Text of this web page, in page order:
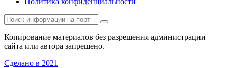
Копирование материалов без разрешения администрации
сайта или автора запрещено.
Сделано в 2021